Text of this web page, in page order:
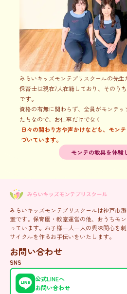
みらいキッズモンテプリスクールの先生
保育士は現在7人在籍しており、そのうち
です。
資格の有無に関わらず、全員がモンテ
たちなので、お仕事だけでなく
日々の関わり方や声かけなども、モン
づいています。
モンテの教具を体験
みらいキッズモンテプリスクールは神戸市
室です。保育園・教室運営の他、おうちモ
っています。お子様一人一人の興味関心を
サイクルを作るお手伝いをいたします。
お問い合わせ
SNS
公式LINEへ
お問い合わせ